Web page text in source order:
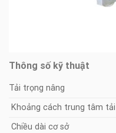
Thông số kỹ thuật
Tải trọng nâng
Khoảng cách trung tâm tải
Chiều dài cơ sở